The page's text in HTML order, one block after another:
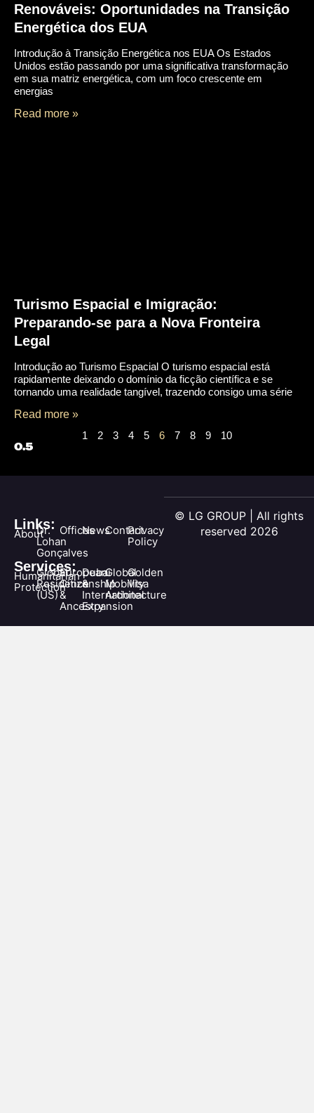
Renováveis: Oportunidades na Transição
Energética dos EUA
Introdução à Transição Energética nos EUA Os Estados
Unidos estão passando por uma significativa transformação
em sua matriz energética, com um foco crescente em
energias
Read more »
Turismo Espacial e Imigração:
Preparando-se para a Nova Fronteira
Legal
Introdução ao Turismo Espacial O turismo espacial está
rapidamente deixando o domínio da ficção científica e se
tornando uma realidade tangível, trazendo consigo uma série
Read more »
1
2 3 4 5 6 7 8 9 10
Links:
AboutDr.
Lohan
Gonçalves
OfficesNewsContactPrivacy
Policy
Services:
Humanitarian
Protection
Global
Residence
(US)
European
Citizenship
&
Ancestry
Dubai
&
International
Expansion
Global
Mobility
Architecture
Golden
Visa
© LG GROUP | All rights
reserved 2026